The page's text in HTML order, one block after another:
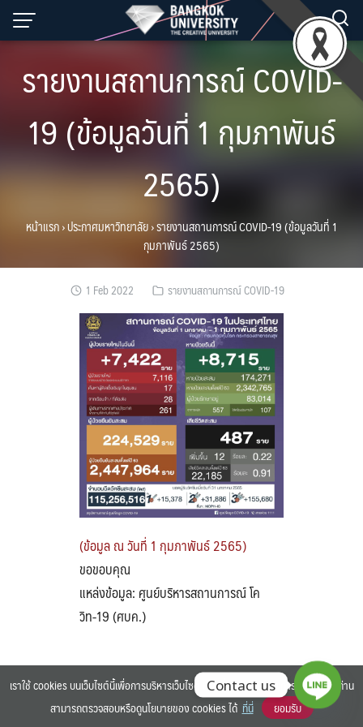
Skip
Search
รายงานสถานการณ์ COVID-
19 (ข้อมูลวันที่ 1 กุมภาพันธ์
2565)
หน้าแรก›ประกาศมหาวิทยาลัย›รายงานสถานการณ์ COVID-19 (ข้อมูลวันที่ 1
กุมภาพันธ์ 2565)
1 Feb 2022 รายงานสถานการณ์ COVID-19
(ข้อมูล ณ วันที่ 1 กุมภาพันธ์ 2565)
ขอขอบคุณ
แหล่งข้อมูล: ศูนย์บริหารสถานการณ์ โค
วิท-19 (ศบค.)
©2025 BANGKOK UNIVERSITY. ALL RIGHTS RESERVED.
เราใช้ cookies บนเว็บไซต์นี้เพื่อการบริหารเว็บไซต์ และเพิ่มประสิทธิภาพการใช้งานของท่าน
สามารถตรวจสอบหรือดูนโยบายของ cookies ได้ ที่นี่ ยอมรับ
Contact us